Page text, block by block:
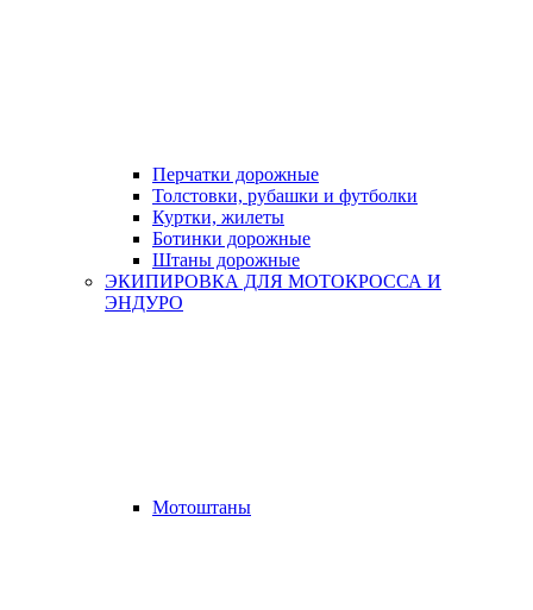
Перчатки дорожные
Толстовки, рубашки и футболки
Куртки, жилеты
Ботинки дорожные
Штаны дорожные
ЭКИПИРОВКА ДЛЯ МОТОКРОССА И
ЭНДУРО
Мотоштаны